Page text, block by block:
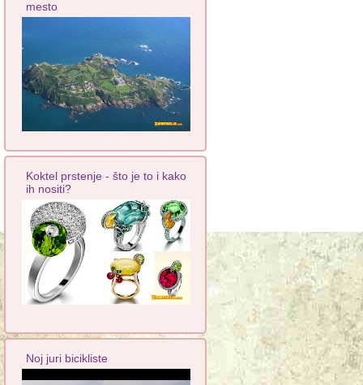
mesto
Koktel prstenje - što je to i kako
ih nositi?
Noj juri bicikliste